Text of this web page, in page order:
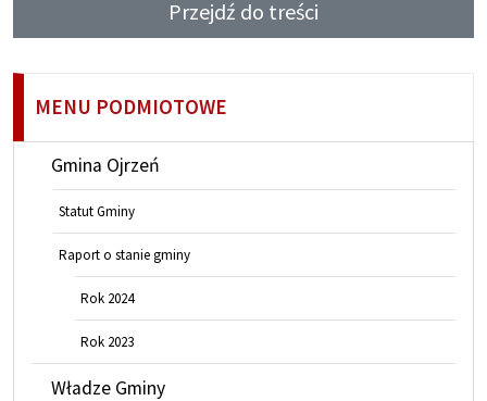
Przejdź do treści
MENU PODMIOTOWE
Gmina Ojrzeń
Statut Gminy
Raport o stanie gminy
Rok 2024
Rok 2023
Władze Gminy